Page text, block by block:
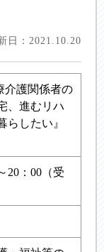
日：2021.10.20
介護関係者の
、進むリハ
らしたい』
20：00（受